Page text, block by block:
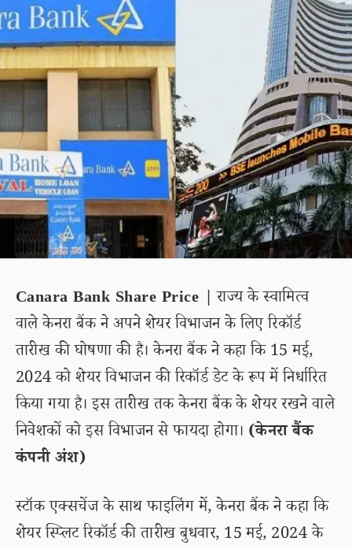
Canara Bank Share Price | राज्य के स्वामित्व
वाले केनरा बैंक ने अपने शेयर विभाजन के लिए रिकॉर्ड
तारीख की घोषणा की है। केनरा बैंक ने कहा कि 15 मई,
2024 को शेयर विभाजन की रिकॉर्ड डेट के रूप में निर्धारित
किया गया है। इस तारीख तक केनरा बैंक के शेयर रखने वाले
निवेशकों को इस विभाजन से फायदा होगा। (केनरा बैंक
कंपनी अंश)
स्टॉक एक्सचेंज के साथ फाइलिंग में, केनरा बैंक ने कहा कि
शेयर स्प्लिट रिकॉर्ड की तारीख बुधवार, 15 मई, 2024 के